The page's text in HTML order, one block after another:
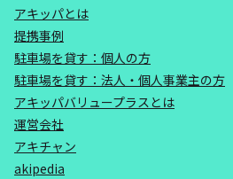
アキッパとは
提携事例
駐車場を貸す：個人の方
駐車場を貸す：法人・個人事業主の方
アキッパバリュープラスとは
運営会社
アキチャン
akipedia